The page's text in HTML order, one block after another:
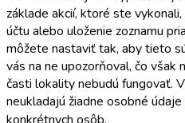
základe akcií, ktoré ste
účtu alebo uloženie zoznamu
môžete nastaviť tak, aby tieto
vás na ne upozorňoval, čo však
časti lokality nebudú fungovať.
neukladajú žiadne osobné